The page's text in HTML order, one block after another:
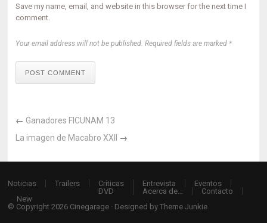
Save my name, email, and website in this browser for the next time I
comment.
Your email address will not be published. Required fields are marked *
POST COMMENT
← Ganadores FICUNAM 13
La imagen de Macabro XXII
→
Noticias Trailers
Críticas
DVD
Entrevista
Eventos
Acerca de…
Contacto
New
© Copyright 2026 Cinegarage · Designed byTheme Junkie